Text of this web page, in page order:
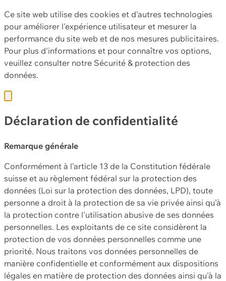
Ce site web utilise des cookies et d'autres technologies
pour améliorer l'expérience utilisateur et mesurer la
performance du site web et de nos mesures publicitaires.
Pour plus d'informations et pour connaître vos options,
veuillez consulter notre Sécurité & protection des
données.
Déclaration de confidentialité
Remarque générale
Conformément à l'article 13 de la Constitution fédérale
suisse et au règlement fédéral sur la protection des
données (Loi sur la protection des données, LPD), toute
personne a droit à la protection de sa vie privée ainsi qu'à
la protection contre l'utilisation abusive de ses données
personnelles. Les exploitants de ce site considèrent la
protection de vos données personnelles comme une
priorité. Nous traitons vos données personnelles de
manière confidentielle et conformément aux dispositions
légales en matière de protection des données ainsi qu'à la